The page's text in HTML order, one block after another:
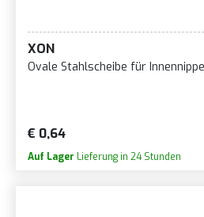
XON
Ovale Stahlscheibe für
€ 0,64
Auf Lager Lieferung in 24 Stunden